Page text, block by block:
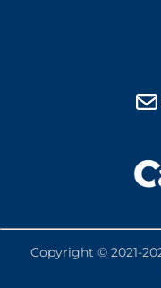
Copyright © 2021-